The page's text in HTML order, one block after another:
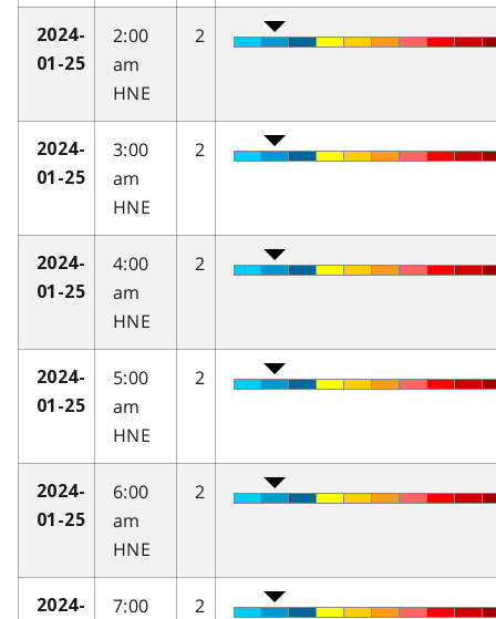
2024-
01-25
2:00
am
HNE
2
2024-
01-25
3:00
am
HNE
2
2024-
01-25
4:00
am
HNE
2
2024-
01-25
5:00
am
HNE
2
2024-
01-25
6:00
am
HNE
2
2024-
7:00
2